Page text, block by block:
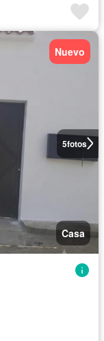
5fotos
Nuevo
Casa